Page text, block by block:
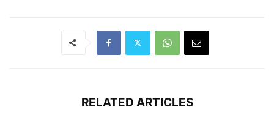
RELATED ARTICLES